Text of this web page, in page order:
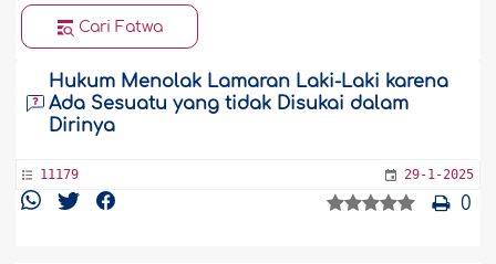
Cari Fatwa
Hukum Menolak Lamaran Laki-Laki karena
Ada Sesuatu yang tidak Disukai dalam
Dirinya
11179 29-1-2025
0